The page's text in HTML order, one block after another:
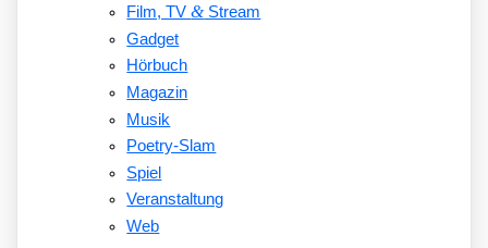
Film, TV&Stream
Gadget
Hörbuch
Magazin
Musik
Poetry-Slam
Spiel
Veranstaltung
Web